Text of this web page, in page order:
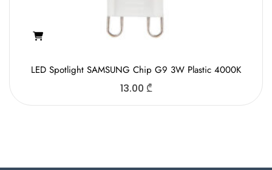
LED Spotlight SAMSUNG Chip G9 3W Plastic 4000K
13.00 ₾